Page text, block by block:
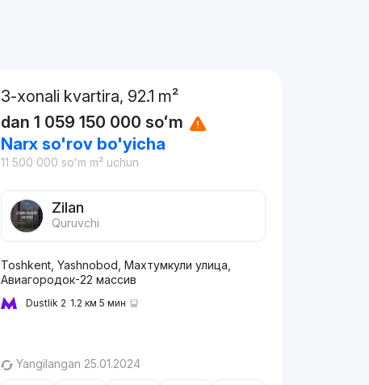
3-xonali kvartira, 92.1 m²
dan 1 059 150 000 soʻm
Narx so'rov bo'yicha
11 500 000 soʻm m² uchun
Zilan
Quruvchi
Toshkent, Yashnobod, Махтумкули улица,
Авиагородок-22 массив
Dustlik 2 1.2 км 5 мин
Yangilangan 25.01.2024